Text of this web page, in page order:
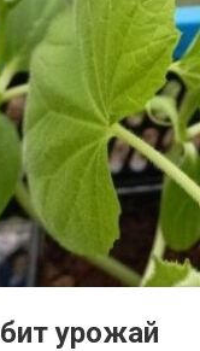
урожай